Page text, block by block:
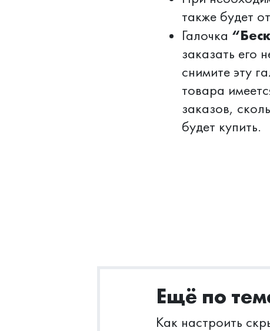
также будет
Галочка
заказать его
снимите эту
товара
заказов,
будет купить.
Ещё по
Как настроить